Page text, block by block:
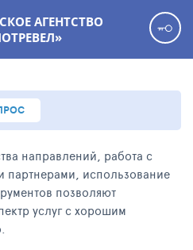
АГЕНТСТВО
направлений, работа с
использование
позволяют
услуг с хорошим